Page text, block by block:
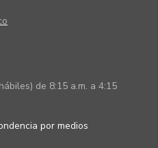
de 8:15 a.m. a 4:15
por medios